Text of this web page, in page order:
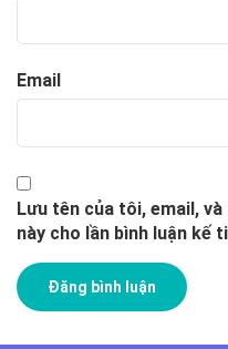
Email
Lưu tên của tôi, email,
này cho lần bình luận kế